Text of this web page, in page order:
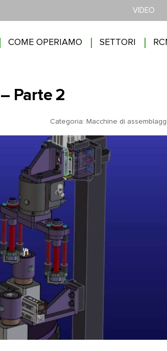
VIDEO
COME OPERIAMO SETTORI
Parte 2
Categoria: Macchine di